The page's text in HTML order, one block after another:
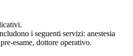
i seguenti servizi: anestesia
esame, dottore operativo.